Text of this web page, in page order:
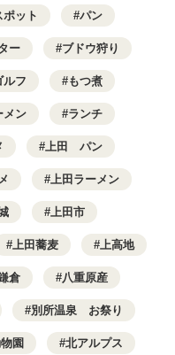
ット パン
ー ブドウ狩り
ルフ もつ煮
メン ランチ
上田 パン
上田ラーメン
上田市
上田蕎麦 上高地
倉 八重原産
別所温泉 お祭り
園 北アルプス